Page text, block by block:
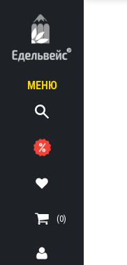
МЕНЮ
(0)